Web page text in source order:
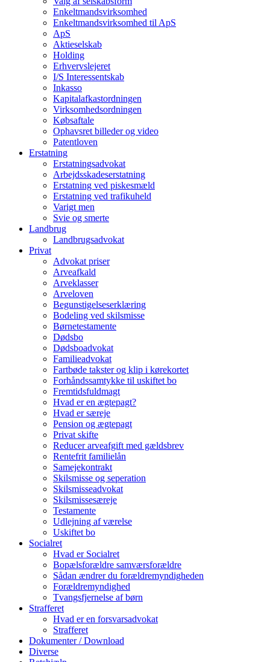
Enkeltmandsvirksomhed
Enkeltmandsvirksomhed til ApS
ApS
Aktieselskab
Holding
Erhvervslejeret
I/S Interessentskab
Inkasso
Kapitalafkastordningen
Virksomhedsordningen
Købsaftale
Ophavsret billeder og video
Patentloven
Erstatning
Erstatningsadvokat
Arbejdsskadeserstatning
Erstatning ved piskesmæld
Erstatning ved trafikuheld
Varigt men
Svie og smerte
Landbrug
Landbrugsadvokat
Privat
Advokat priser
Arveafkald
Arveklasser
Arveloven
Begunstigelseserklæring
Bodeling ved skilsmisse
Børnetestamente
Dødsbo
Dødsboadvokat
Familieadvokat
Fartbøde takster og klip i kørekortet
Forhåndssamtykke til uskiftet bo
Fremtidsfuldmagt
Hvad er en ægtepagt?
Hvad er særeje
Pension og ægtepagt
Privat skifte
Reducer arveafgift med gældsbrev
Rentefrit familielån
Samejekontrakt
Skilsmisse og seperation
Skilsmisseadvokat
Skilsmissesæreje
Testamente
Udlejning af værelse
Uskiftet bo
Socialret
Hvad er Socialret
Bopælsforældre samværsforældre
Sådan ændrer du forældremyndigheden
Forældremyndighed
Tvangsfjernelse af børn
Strafferet
Hvad er en forsvarsadvokat
Strafferet
Dokumenter / Download
Diverse